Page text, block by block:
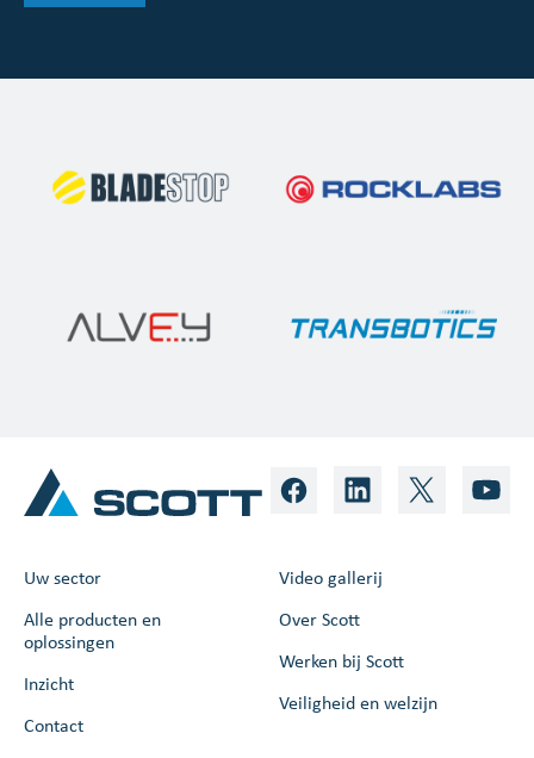
Uw sector
Alle producten en
oplossingen
Inzicht
Contact
Video gallerij
Over Scott
Werken bij Scott
Veiligheid en welzijn